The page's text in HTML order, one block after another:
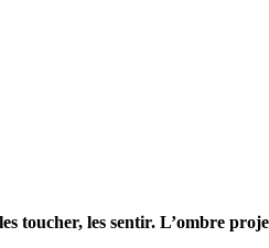
toucher, les sentir. L’ombre